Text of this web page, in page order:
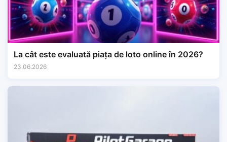
La cât este evaluată piața de loto online în 2026?
23.06.2026